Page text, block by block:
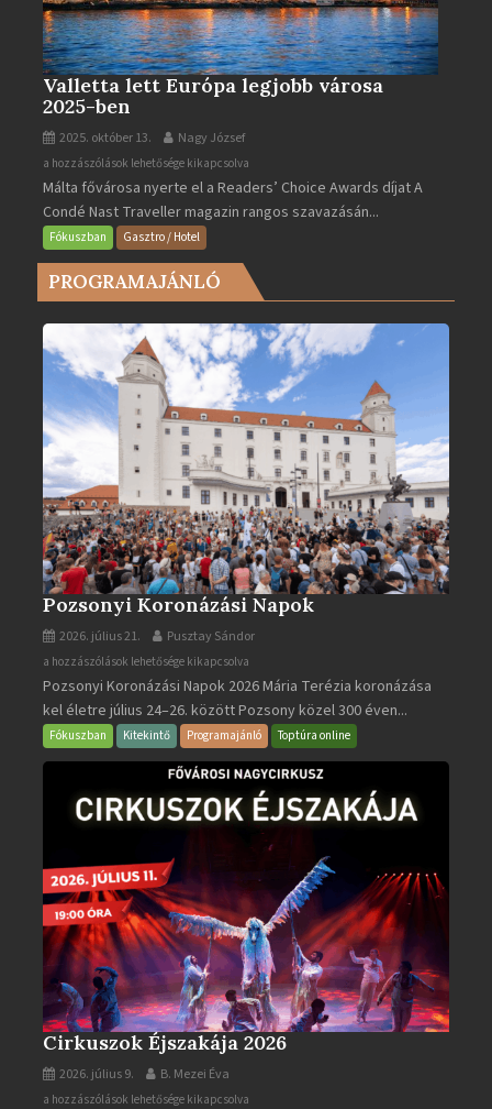
Valletta lett Európa legjobb városa
2025-ben
2025. október 13. Nagy József
Valletta
lett
Európa
legjobb
városa
2025-
bejegyzéshez
a hozzászólások lehetősége kikapcsolva
Málta fővárosa nyerte el a Readers’ Choice Awards díjat A
Condé Nast Traveller magazin rangos szavazásán...
Fókuszban Gasztro / Hotel
PROGRAMAJÁNLÓ
Pozsonyi Koronázási Napok
2026. július 21. Pusztay Sándor
Pozsonyi
Koronázási
Napok
bejegyzéshez
a hozzászólások lehetősége kikapcsolva
Pozsonyi Koronázási Napok 2026 Mária Terézia koronázása
kel életre július 24–26. között Pozsony közel 300 éven...
Fókuszban Kitekintő Programajánló Toptúra online
Cirkuszok Éjszakája 2026
2026. július 9. B. Mezei Éva
Cirkuszok
a hozzászólások lehetősége kikapcsolva